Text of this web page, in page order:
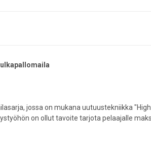
jossa on mukana uutuustekniikka
on ollut tavoite tarjota pelaajalle